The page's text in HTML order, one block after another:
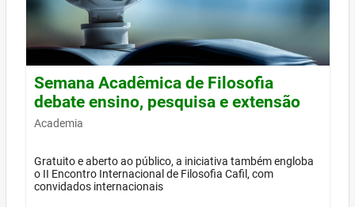
Semana Acadêmica de Filosofia
debate ensino, pesquisa e extensão
Academia
Gratuito e aberto ao público, a iniciativa também engloba
o II Encontro Internacional de Filosofia Cafil, com
convidados internacionais